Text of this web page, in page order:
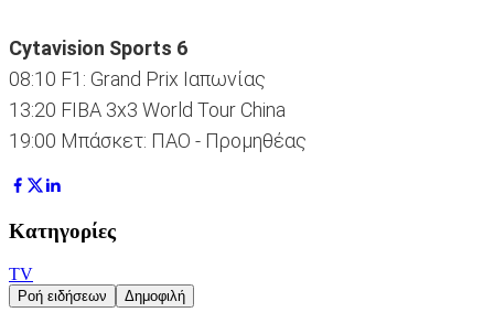
Cytavision Sports 6
08:10 F1: Grand Prix Ιαπωνίας
13:20 FIBA 3x3 World Tour China
19:00 Μπάσκετ: ΠΑΟ - Προμηθέας
Κατηγορίες
TV
Ροή ειδήσεων Δημοφιλή